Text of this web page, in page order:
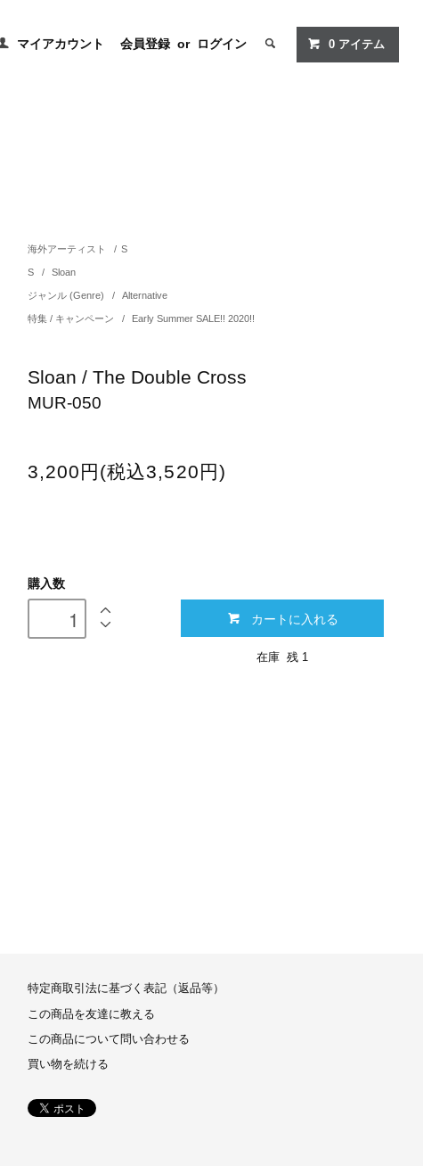
マイアカウント 会員登録 or ログイン 0 アイテム
海外アーティスト / S
S / Sloan
ジャンル (Genre) / Alternative
特集 / キャンペーン / Early Summer SALE!! 2020!!
Sloan / The Double Cross
MUR-050
3,200円(税込3,520円)
購入数
カートに入れる
在庫 残 1
特定商取引法に基づく表記（返品等）
この商品を友達に教える
この商品について問い合わせる
買い物を続ける